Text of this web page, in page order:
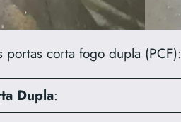
portas corta fogo dupla (PCF):
Dupla: